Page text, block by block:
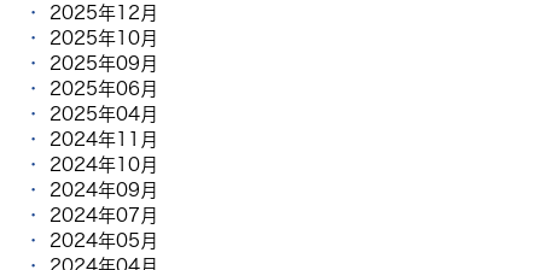
2025年12月
2025年10月
2025年09月
2025年06月
2025年04月
2024年11月
2024年10月
2024年09月
2024年07月
2024年05月
2024年04月